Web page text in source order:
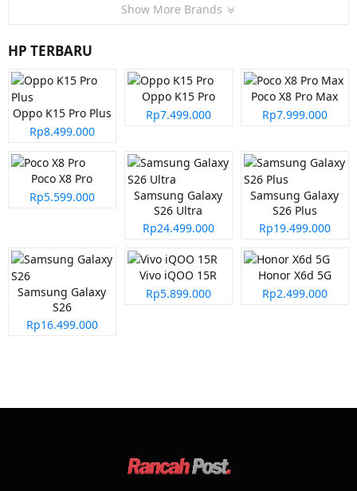
Show More Brands
HP TERBARU
Oppo K15 Pro Plus
Rp8.499.000
Oppo K15 Pro
Rp7.499.000
Poco X8 Pro Max
Rp7.999.000
Poco X8 Pro
Rp5.599.000
Samsung Galaxy
S26 Ultra
Rp24.499.000
Samsung Galaxy
S26 Plus
Rp19.499.000
Samsung Galaxy
S26
Rp16.499.000
Vivo iQOO 15R
Rp5.899.000
Honor X6d 5G
Rp2.499.000